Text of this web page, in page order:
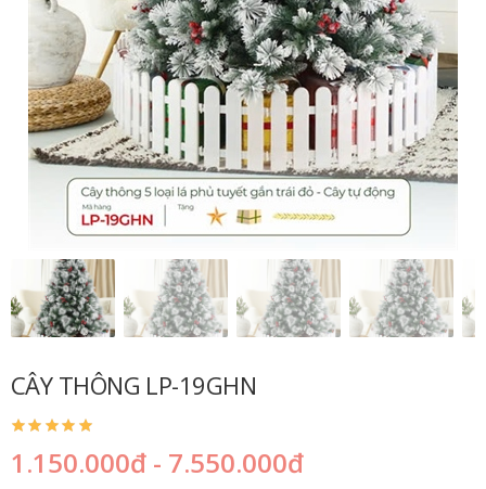
CÂY THÔNG LP-19GHN
1.150.000đ - 7.550.000đ